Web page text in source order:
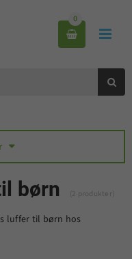


0


børn (2 produkter)
luffer til børn hos